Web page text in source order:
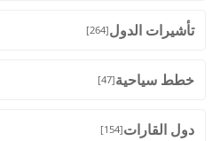
تأشيرات الدول[264]
خطط سياحية[47]
دول القارات[154]